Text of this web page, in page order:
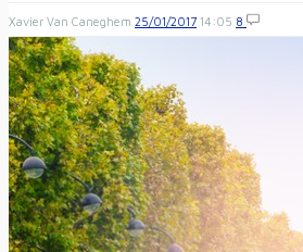
Xavier Van Caneghem 25/01/2017 14:05 8